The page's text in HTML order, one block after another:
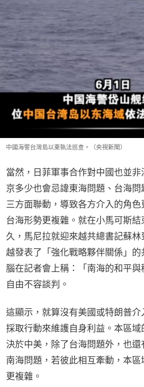
中國海警台灣島以東執法巡查。（央視新聞）
當然，日菲軍事合作對中國也並
京多少也會忌諱東海問題、台海
三方面聯動，導致各方介入的角色
台海形勢更複雜。就在小馬可斯
久，馬尼拉就迎來越共總書記蘇
越發表了「強化戰略夥伴關係」
腦在記者會上稱：「南海的和平
自由不容談判。
這顯示，就算沒有美國或特朗普
採取行動來維護自身利益。本區
決於中美，除了台海問題外，也
南海問題，若彼此相互牽動，本區
更複雜。